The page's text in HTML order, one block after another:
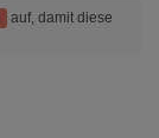
auf, damit diese